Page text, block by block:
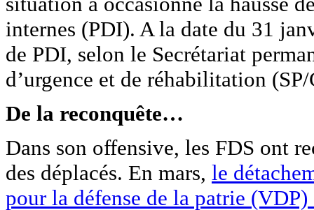
internes (PDI). A la date du 31
de PDI, selon le Secrétariat
d’urgence et de réhabilitation
De la reconquête…
Dans son offensive, les FDS ont
des déplacés. En mars, le
pour la défense de la patrie